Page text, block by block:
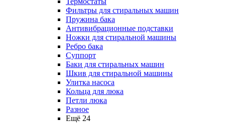
Фильтры для стиральных машин
Пружина бака
Антивибрационные подставки
Ножки для стиральной машины
Ребро бака
Суппорт
Баки для стиральных машин
Шкив для стиральной машины
Улитка насоса
Кольца для люка
Петли люка
Разное
Ещё 24